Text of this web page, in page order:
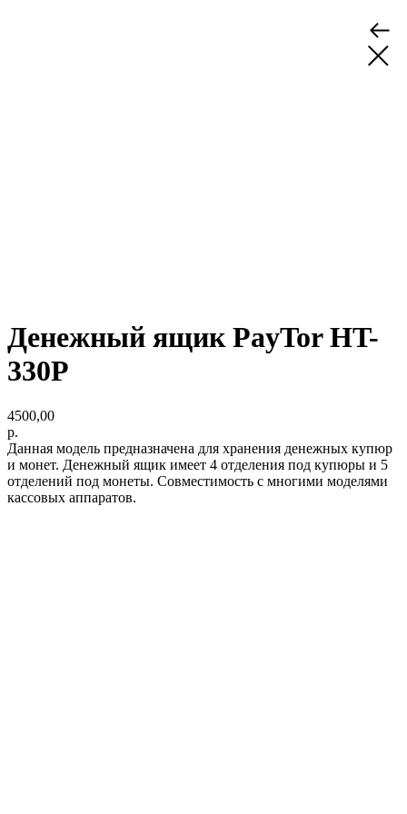
Денежный ящик PayTor HT-
330P
4500,00
р.
Данная модель предназначена для хранения денежных купюр
и монет. Денежный ящик имеет 4 отделения под купюры и 5
отделений под монеты. Совместимость с многими моделями
кассовых аппаратов.